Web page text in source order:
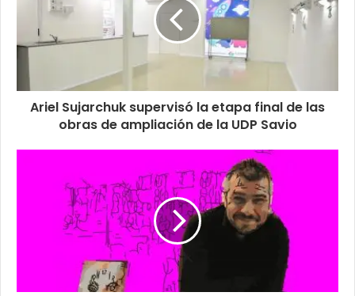
Ariel Sujarchuk supervisó la etapa final de las
obras de ampliación de la UDP Savio